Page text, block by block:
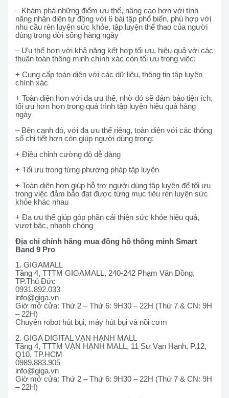
– Khám phá những điểm ưu thế, nâng cao hơn với tính
năng nhận diện tự động với 6 bài tập phổ biến, phù hợp với
nhu cầu rèn luyện sức khỏe, tập luyện thể thao của người
dùng trong đời sống hàng ngày
– Ưu thế hơn với khả năng kết hợp tối ưu, hiệu quả với các
thuận toán thông minh chính xác còn tối ưu trong việc:
+ Cung cấp toàn diện với các dữ liệu, thông tin tập luyện
chính xác
+ Toàn diện hơn với đa ưu thế, nhờ đó sẽ đảm bảo tiện ích,
tối ưu hơn hơn trong quá trình tập luyện hiệu quả hàng
ngày
– Bên cạnh đó, với đa ưu thế riêng, toàn diện với các thông
số chi tiết hơn còn giúp người dùng trong:
+ Điều chỉnh cường độ dễ dàng
+ Tối ưu trong từng phương pháp tập luyện
+ Toàn diện hơn giúp hỗ trợ người dùng tập luyện để tối ưu
trong việc đảm bảo đạt được từng mục tiêu rèn luyện sức
khỏe khác nhau
+ Đa ưu thế giúp góp phần cải thiện sức khỏe hiệu quả,
vượt bậc, nhanh chóng
Địa chỉ chính hãng mua đồng hồ thông minh Smart
Band 9 Pro
1. GIGAMALL
Tầng 4, TTTM GIGAMALL, 240-242 Phạm Văn Đồng,
TP.Thủ Đức
0931.892.033
info@giga.vn
Giờ mở cửa: Thứ 2 – Thứ 6: 9H30 – 22H (Thứ 7 & CN: 9H
– 22H)
Chuyên robot hút bụi, máy hút bụi và nồi cơm
2. GIGA DIGITAL VẠN HẠNH MALL
Tầng 4, TTTM VẠN HẠNH MALL, 11 Sư Vạn Hạnh, P.12,
Q10, TP.HCM
0989.883.905
info@giga.vn
Giờ mở cửa: Thứ 2 – Thứ 6: 9H30 – 22H (Thứ 7 & CN: 9H
– 22H)